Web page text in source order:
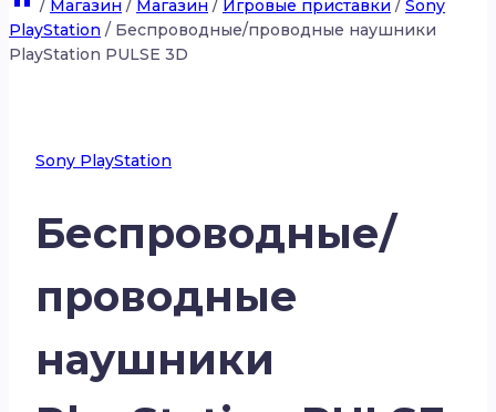
/ Магазин / Магазин / Игровые приставки / Sony
PlayStation / Беспроводные/проводные наушники
PlayStation PULSE 3D
Sony PlayStation
Беспроводные/
проводные
наушники